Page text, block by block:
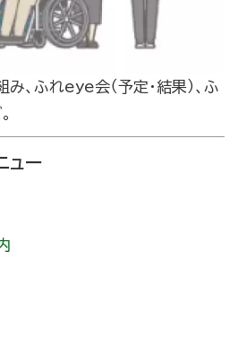
、ふれeye会（予定・結果）、ふ
ュー